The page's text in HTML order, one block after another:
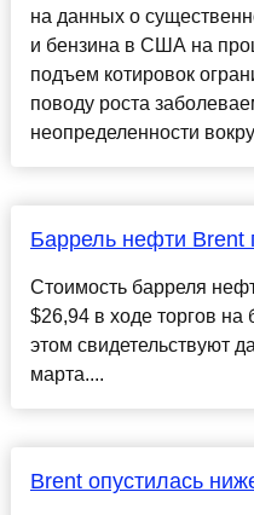
на данных о
и бензина в США на
подъем котировок
поводу роста
неопределенности
Баррель нефти
Стоимость барреля
$26,94 в ходе торгов
этом свидетельствуют
марта....
Brent опустилась